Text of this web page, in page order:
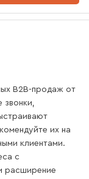
B2B-продаж от
звонки,
их на
клиентами.
с
расширение